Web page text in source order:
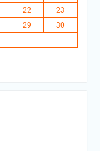
22
23
29
30